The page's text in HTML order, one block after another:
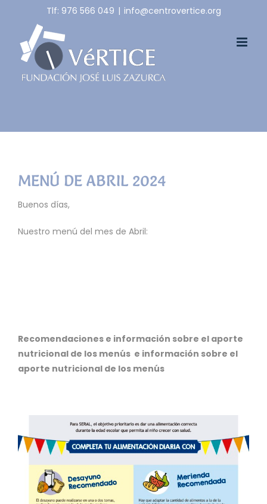
content
Tlf: 976 566 049 | info@centrovertice.org
MENÚ DE ABRIL 2024
Buenos días,
Nuestro menú del mes de Abril:
Recomendaciones e información sobre el aporte
nutricional de los menús e información sobre el
aporte nutricional de los menús